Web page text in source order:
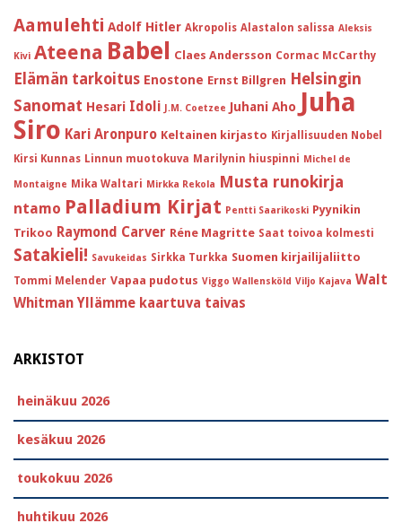
Aamulehti Adolf Hitler Akropolis Alastalon salissa Aleksis
Kivi Ateena Babel Claes Andersson Cormac McCarthy
Elämän tarkoitus Enostone Ernst Billgren Helsingin
Sanomat Hesari Idoli J.M. Coetzee Juhani Aho Juha
Siro Kari Aronpuro Keltainen kirjasto Kirjallisuuden Nobel
Kirsi Kunnas Linnun muotokuva Marilynin hiuspinni Michel de
Montaigne Mika Waltari Mirkka Rekola Musta runokirja
ntamo Palladium Kirjat Pentti Saarikoski Pyynikin
Trikoo Raymond Carver Réne Magritte Saat toivoa kolmesti
Satakieli! Savukeidas Sirkka Turkka Suomen kirjailijaliitto
Tommi Melender Vapaa pudotus Viggo Wallensköld Viljo Kajava Walt
Whitman Yllämme kaartuva taivas
ARKISTOT
heinäkuu 2026
kesäkuu 2026
toukokuu 2026
huhtikuu 2026